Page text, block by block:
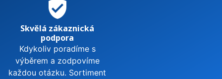
verified_user
Skvělá zákaznická
podpora
Kdykoliv poradíme s
výběrem a zodpovíme
každou otázku. Sortiment